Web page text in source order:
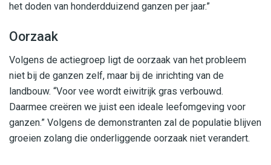
het doden van honderdduizend ganzen per jaar.”
Oorzaak
Volgens de actiegroep ligt de oorzaak van het probleem
niet bij de ganzen zelf, maar bij de inrichting van de
landbouw. “Voor vee wordt eiwitrijk gras verbouwd.
Daarmee creëren we juist een ideale leefomgeving voor
ganzen.” Volgens de demonstranten zal de populatie blijven
groeien zolang die onderliggende oorzaak niet verandert.